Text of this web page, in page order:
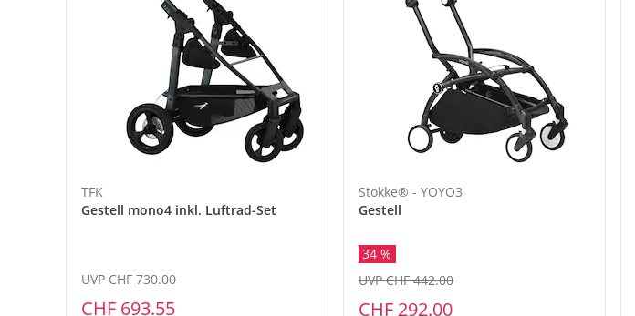
TFK
Gestell mono4 inkl. Luftrad-Set
CHF 693.55
UVP CHF 730.00
Stokke® - YOYO3
Gestell
34 %
CHF 292.00
UVP CHF 442.00